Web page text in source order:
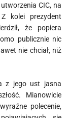
CIC, na
kolei prezydent
że popiera
publicznie nic
nie chciał, niż
z jego ust jasna
Mianowicie
polecenie,